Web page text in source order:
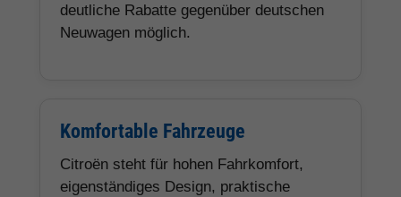
deutliche Rabatte gegenüber deutschen
Neuwagen möglich.
Komfortable Fahrzeuge
Citroën steht für hohen Fahrkomfort,
eigenständiges Design, praktische